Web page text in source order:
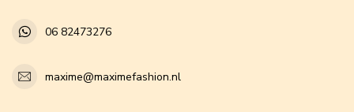
06 82473276
maxime@maximefashion.nl